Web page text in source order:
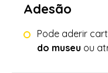
Adesão
Pode aderir
do museu ou